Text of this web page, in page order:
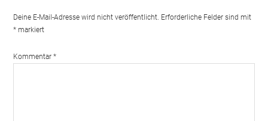
Deine E-Mail-Adresse wird nicht veröffentlicht. Erforderliche Felder sind mit
*markiert
Kommentar *